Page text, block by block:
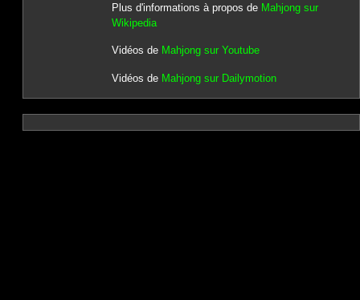
Plus d'informations à propos de Mahjong sur
Wikipedia
Vidéos de Mahjong sur Youtube
Vidéos de Mahjong sur Dailymotion